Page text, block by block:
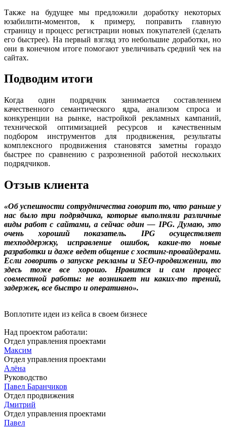
Также на будущее мы предложили доработку некоторых
юзабилити-моментов, к примеру, поправить главную
страницу и процесс регистрации новых покупателей (сделать
его быстрее). На первый взгляд это небольшие доработки, но
они в конечном итоге помогают увеличивать средний чек на
сайтах.
Подводим итоги
Когда один подрядчик занимается составлением
качественного семантического ядра, анализом спроса и
конкуренции на рынке, настройкой рекламных кампаний,
технической оптимизацией ресурсов и качественным
подбором инструментов для продвижения, результаты
комплексного продвижения становятся заметны гораздо
быстрее по сравнению с разрозненной работой нескольких
подрядчиков.
Отзыв клиента
«Об успешности сотрудничества говорит то, что раньше у
нас было три подрядчика, которые выполняли различные
виды работ с сайтами, а сейчас один — IPG. Думаю, это
очень хороший показатель. IPG осуществляет
техподдержку, исправление ошибок, какие-то новые
разработки и даже ведет общение с хостинг-провайдерами.
Если говорить о запуске рекламы и SEO-продвижении, то
здесь тоже все хорошо. Нравится и сам процесс
совместной работы: не возникает ни каких-то трений,
задержек, все быстро и оперативно».
Воплотите идеи из кейса в своем бизнесе
Над проектом работали:
Отдел управления проектами
Максим
Отдел управления проектами
Алёна
Руководство
Павел Баранчиков
Отдел продвижения
Дмитрий
Отдел управления проектами
Павел